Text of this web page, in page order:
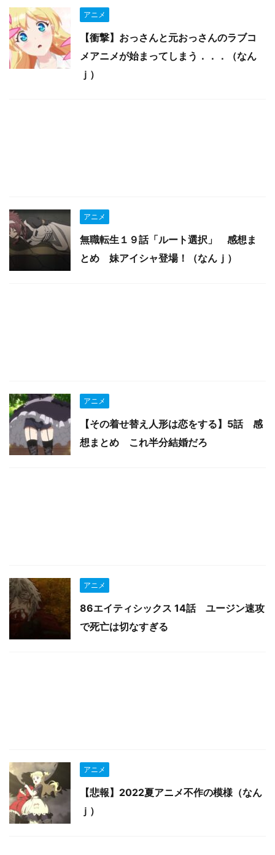
アニメ
【衝撃】おっさんと元おっさんのラブコ
メアニメが始まってしまう．．．（なん
ｊ）
アニメ
無職転生１９話「ルート選択」 感想ま
とめ 妹アイシャ登場！（なんｊ）
アニメ
【その着せ替え人形は恋をする】5話 感
想まとめ これ半分結婚だろ
アニメ
86エイティシックス 14話 ユージン速攻
で死亡は切なすぎる
アニメ
【悲報】2022夏アニメ不作の模様（なん
ｊ）